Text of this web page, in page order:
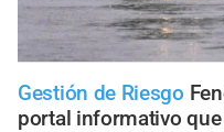
Gestión de Riesgo
portal informativo